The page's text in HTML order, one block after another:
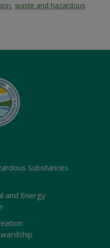
, waste and hazardous
Substances
and Energy